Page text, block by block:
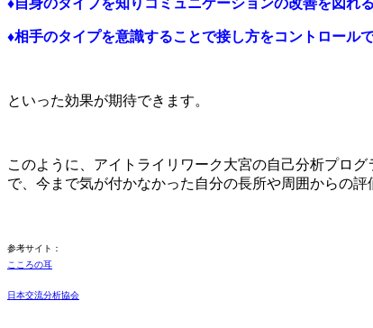
♦自身のタイプを知りコミュニケーションの改善を図れ
♦相手のタイプを意識することで接し方をコントロール
といった効果が期待できます。
このように、アイトライリワーク大宮の自己分析プロ
で、今まで気が付かなかった自分の長所や周囲からの
参考サイト：
こころの耳
日本交流分析協会